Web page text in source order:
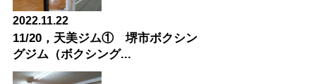
2022.11.22
11/20，天美ジム① 堺市ボクシン
グジム（ボクシング...